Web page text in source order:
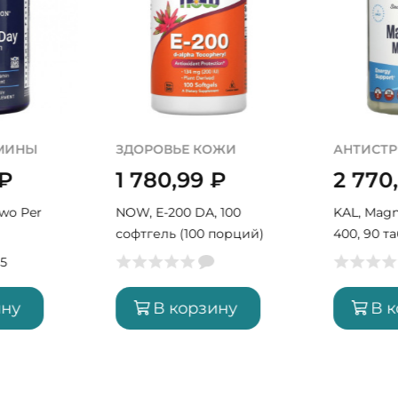
АНТИСТРЕСС
2 770,99₽
KAL, Magnesium Malate
400, 90 табл (45 порций)
В корзину
1
Life Flo,
(450
В